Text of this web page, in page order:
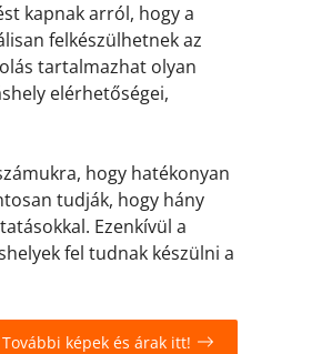
kapnak arról, hogy a
felkészülhetnek az
tartalmazhat olyan
elérhetőségei,
hogy hatékonyan
tudják, hogy hány
Ezenkívül a
fel tudnak készülni a
További képek és árak itt!